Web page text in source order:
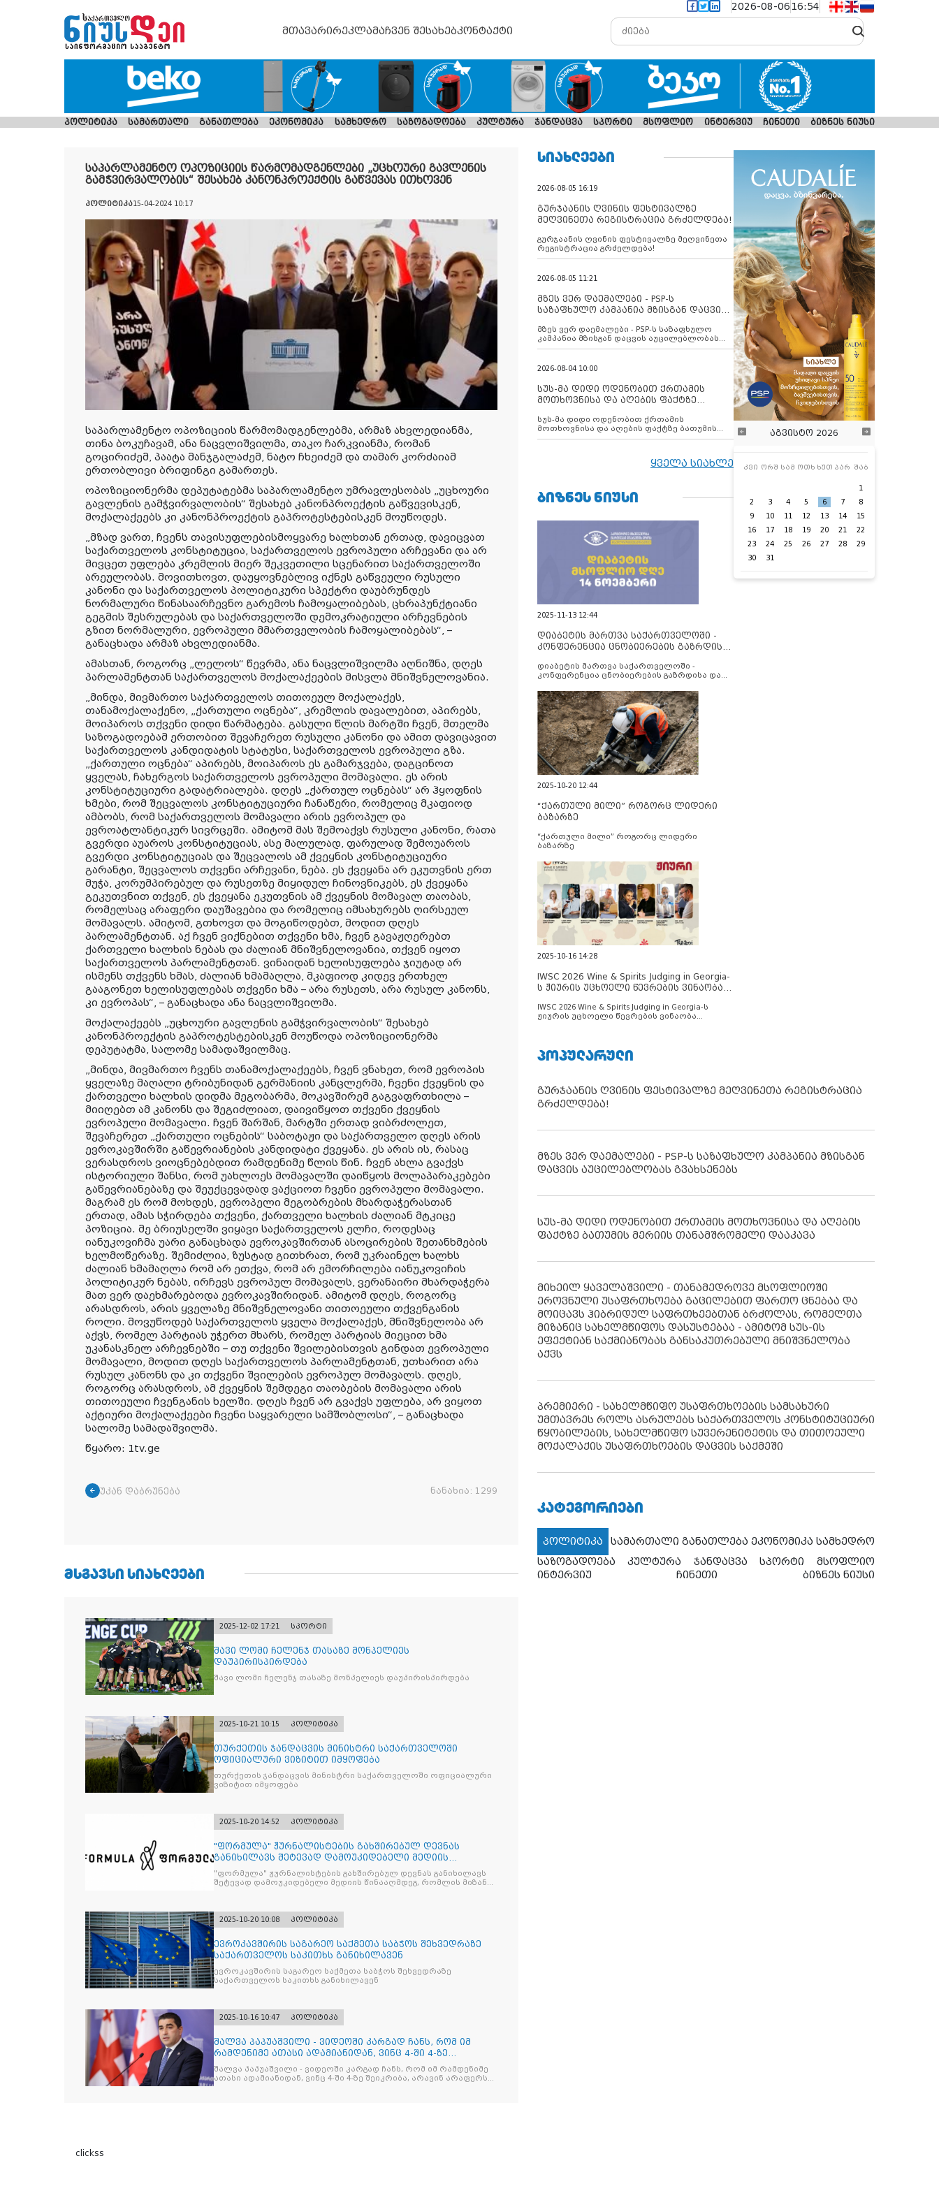
2026-08-06 16:54
მთავარირეკლამაჩვენ შესახებკონტაქტი
პოლიტიკა სამართალი განათლება ეკონომიკა სამხედრო საზოგადოება კულტურა ჯანდაცვა სპორტი მსოფლიო ინტერვიუ ჩინეთი ბიზნეს ნიუსი
საპარლამენტო ოპოზიციის წარმომადგენლები „უცხოური გავლენის
გამჭვირვალობის“ შესახებ კანონპროექტის გაწვევას ითხოვენ
პოლიტიკა15-04-2024 10:17
საპარლამენტო ოპოზიციის წარმომადგენლებმა, არმაზ ახვლედიანმა,
თინა ბოკუჩავამ, ანა ნაცვლიშვილმა, თაკო ჩარკვიანმა, რომან
გოცირიძემ, პაატა მანჯგალაძემ, ნატო ჩხეიძემ და თამარ კორძაიამ
ერთობლივი ბრიფინგი გამართეს.
ოპოზიციონერმა დეპუტატებმა საპარლამენტო უმრავლესობას „უცხოური
გავლენის გამჭვირვალობის“ შესახებ კანონპროექტის გაწვევისკენ,
მოქალაქეებს კი კანონპროექტის გაპროტესტებისკენ მოუწოდეს.
„მზად ვართ, ჩვენს თავისუფლებისმოყვარე ხალხთან ერთად, დავიცვათ
საქართველოს კონსტიტუცია, საქართველოს ევროპული არჩევანი და არ
მივცეთ უფლება კრემლის მიერ შეკვეთილი სცენარით საქართველოში
არეულობას. მოვითხოვთ, დაუყოვნებლივ იქნეს გაწვეული რუსული
კანონი და საქართველოს პოლიტიკური სპექტრი დაუბრუნდეს
ნორმალური წინასაარჩევნო გარემოს ჩამოყალიბებას, ცხრაპუნქტიანი
გეგმის შესრულებას და საქართველოში დემოკრატიული არჩევნების
გზით ნორმალური, ევროპული მმართველობის ჩამოყალიბებას“, –
განაცხადა არმაზ ახვლედიანმა.
ამასთან, როგორც „ლელოს“ წევრმა, ანა ნაცვლიშვილმა აღნიშნა, დღეს
პარლამენტთან საქართველოს მოქალაქეების მისვლა მნიშვნელოვანია.
„მინდა, მივმართო საქართველოს თითოეულ მოქალაქეს,
თანამოქალაქენო, „ქართული ოცნება“, კრემლის დავალებით, აპირებს,
მოიპაროს თქვენი დიდი წარმატება. გასული წლის მარტში ჩვენ, მთელმა
საზოგადოებამ ერთობით შევაჩერეთ რუსული კანონი და ამით დავიცავით
საქართველოს კანდიდატის სტატუსი, საქართველოს ევროპული გზა.
„ქართული ოცნება“ აპირებს, მოიპაროს ეს გამარჯვება, დაგცინოთ
ყველას, ჩახერგოს საქართველოს ევროპული მომავალი. ეს არის
კონსტიტუციური გადატრიალება. დღეს „ქართულ ოცნებას“ არ ჰყოფნის
ხმები, რომ შეცვალოს კონსტიტუციური ჩანაწერი, რომელიც მკაფიოდ
ამბობს, რომ საქართველოს მომავალი არის ევროპულ და
ევროატლანტიკურ სივრცეში. ამიტომ მას შემოაქვს რუსული კანონი, რათა
გვერდი აუაროს კონსტიტუციას, ასე მალულად, ფარულად შემოუაროს
გვერდი კონსტიტუციას და შეცვალოს ამ ქვეყნის კონსტიტუციური
გარანტი, შეცვალოს თქვენი არჩევანი, ნება. ეს ქვეყანა არ ეკუთვნის ერთ
მუჭა, კორუმპირებულ და რუსეთზე მიყიდულ ჩინოვნიკებს, ეს ქვეყანა
გეკუთვნით თქვენ, ეს ქვეყანა ეკუთვნის ამ ქვეყნის მომავალ თაობას,
რომელსაც არაფერი დაუშავებია და რომელიც იმსახურებს ღირსეულ
მომავალს. ამიტომ, გთხოვთ და მოგიწოდებთ, მოდით დღეს
პარლამენტთან. აქ ჩვენ ვიქნებით თქვენი ხმა, ჩვენ გავაჟღერებთ
ქართველი ხალხის ნებას და ძალიან მნიშვნელოვანია, თქვენ იყოთ
საქართველოს პარლამენტთან. ვინაიდან ხელისუფლება ჯიუტად არ
ისმენს თქვენს ხმას, ძალიან ხმამაღლა, მკაფიოდ კიდევ ერთხელ
გააგონეთ ხელისუფლებას თქვენი ხმა – არა რუსეთს, არა რუსულ კანონს,
კი ევროპას“, – განაცხადა ანა ნაცვლიშვილმა.
მოქალაქეებს „უცხოური გავლენის გამჭვირვალობის“ შესახებ
კანონპროექტის გაპროტესტებისკენ მოუწოდა ოპოზიციონერმა
დეპუტატმა, სალომე სამადაშვილმაც.
„მინდა, მივმართო ჩვენს თანამოქალაქეებს, ჩვენ ვნახეთ, რომ ევროპის
ყველაზე მაღალი ტრიბუნიდან გერმანიის კანცლერმა, ჩვენი ქვეყნის და
ქართველი ხალხის დიდმა მეგობარმა, მოკავშირემ გაგვაფრთხილა –
მიიღებთ ამ კანონს და შეგიძლიათ, დაივიწყოთ თქვენი ქვეყნის
ევროპული მომავალი. ჩვენ შარშან, მარტში ერთად ვიბრძოლეთ,
შევაჩერეთ „ქართული ოცნების“ საბოტაჟი და საქართველო დღეს არის
ევროკავშირში გაწევრიანების კანდიდატი ქვეყანა. ეს არის ის, რასაც
ვერასდროს ვიოცნებებდით რამდენიმე წლის წინ. ჩვენ ახლა გვაქვს
ისტორიული შანსი, რომ უახლოეს მომავალში დაიწყოს მოლაპარაკებები
გაწევრიანებაზე და შეუქცევადად ვაქციოთ ჩვენი ევროპული მომავალი.
მაგრამ ეს რომ მოხდეს, ევროპელი მეგობრების მხარდაჭერასთან
ერთად, ამას სჭირდება თქვენი, ქართველი ხალხის ძალიან მტკიცე
პოზიცია. მე ბრიუსელში ვიყავი საქართველოს ელჩი, როდესაც
იანუკოვიჩმა უარი განაცხადა ევროკავშირთან ასოცირების შეთანხმების
ხელმოწერაზე. შემიძლია, ზუსტად გითხრათ, რომ უკრაინელ ხალხს
ძალიან ხმამაღლა რომ არ ეთქვა, რომ არ ემორჩილება იანუკოვიჩის
პოლიტიკურ ნებას, ირჩევს ევროპულ მომავალს, ვერანაირი მხარდაჭერა
მათ ვერ დაეხმარებოდა ევროკავშირიდან. ამიტომ დღეს, როგორც
არასდროს, არის ყველაზე მნიშვნელოვანი თითოეული თქვენგანის
როლი. მოვუწოდებ საქართველოს ყველა მოქალაქეს, მნიშვნელობა არ
აქვს, რომელ პარტიას უჭერთ მხარს, რომელ პარტიას მიეცით ხმა
უკანასკნელ არჩევნებში – თუ თქვენი შვილებისთვის გინდათ ევროპული
მომავალი, მოდით დღეს საქართველოს პარლამენტთან, უთხარით არა
რუსულ კანონს და კი თქვენი შვილების ევროპულ მომავალს. დღეს,
როგორც არასდროს, ამ ქვეყნის შემდეგი თაობების მომავალი არის
თითოეული ჩვენგანის ხელში. დღეს ჩვენ არ გვაქვს უფლება, არ ვიყოთ
აქტიური მოქალაქეები ჩვენი საყვარელი სამშობლოსი“, – განაცხადა
სალომე სამადაშვილმა.
წყარო: 1tv.ge
უკან დაბრუნება ნანახია: 1299
ᲛᲡᲒᲐᲕᲡᲘ ᲡᲘᲐᲮᲚᲔᲔᲑᲘ
2025-12-02 17:21 სპორტი
შავი ლომი ჩელენჯ თასაზე მონპელიეს
დაუპირისპირდება
შავი ლომი ჩელენჯ თასაზე მონპელიეს დაუპირისპირდება
2025-10-21 10:15 პოლიტიკა
თურქეთის ჯანდაცვის მინისტრი საქართველოში
ოფიციალური ვიზიტით იმყოფება
თურქეთის ჯანდაცვის მინისტრი საქართველოში ოფიციალური
ვიზიტით იმყოფება
2025-10-20 14:52 პოლიტიკა
"ფორმულა" ჟურნალისტების გახშირებულ დევნას
განიხილავს შეტევად დამოუკიდებელი მედიის
წინააღმდ
"ფორმულა" ჟურნალისტების გახშირებულ დევნას განიხილავს
შეტევად დამოუკიდებელი მედიის წინააღმდეგ, რომლის მიზანი
2025-10-20 10:08 პოლიტიკა
ევროკავშირის საგარეო საქმეთა საბჭოს შეხვედრაზე
საქართველოს საკითხს განიხილავენ
ევროკავშირის საგარეო საქმეთა საბჭოს შეხვედრაზე
საქართველოს საკითხს განიხილავენ
2025-10-16 10:47 პოლიტიკა
შალვა პაპუაშვილი - ვიდეოში კარგად ჩანს, რომ იმ
რამდენიმე ათასი ადამიანიდან, ვინც 4-ში 4-ზე
შეიკრიბა,
შალვა პაპუაშვილი - ვიდეოში კარგად ჩანს, რომ იმ რამდენიმე
ათასი ადამიანიდან, ვინც 4-ში 4-ზე შეიკრიბა, არავინ არაფერს
clickss
ᲡᲘᲐᲮᲚᲔᲔᲑᲘ
2026-08-05 16:19
გურჯაანის ღვინის ფესტივალზე
მეღვინეთა რეგისტრაცია გრძელდება!
გურჯაანის ღვინის ფესტივალზე მეღვინეთა
რეგისტრაცია გრძელდება!
2026-08-05 11:21
მზეს ვერ დაემალები - PSP-ს
საზაფხულო კამპანია მზისგან დაცვის
მზეს ვერ დაემალები - PSP-ს საზაფხულო
კამპანია მზისგან დაცვის აუცილებლობას
გვახსენებს
2026-08-04 10:00
სუს-მა დიდი ოდენობით ქრთამის
მოთხოვნისა და აღების ფაქტზე
დააკავა
სუს-მა დიდი ოდენობით ქრთამის
მოთხოვნისა და აღების ფაქტზე ბათუმის
მერიის თანამშრომელი დააკავა
ყველა სიახლე
ᲑᲘᲖᲜᲔᲡ ᲜᲘᲣᲡᲘ
2025-11-13 12:44
დიაბეტის მართვა საქართველოში -
კონფერენცია ცნობიერების გაზრდისა
დიაბეტის მართვა საქართველოში -
კონფერენცია ცნობიერების გაზრდისა და
2025-10-20 12:44
“ქართული მილი” როგორც ლიდერი
ბაზარზე
“ქართული მილი” როგორც ლიდერი
ბაზარზე
2025-10-16 14:28
IWSC 2026 Wine & Spirits Judging in Georgia-
ს ჟიურის უცხოელი წევრების ვინაობა
IWSC 2026 Wine & Spirits Judging in Georgia-ს
ჟიურის უცხოელი წევრების ვინაობა
აგვისტო 2026
კვი ორშ სამ ოთხ ხუთ პარ შაბ
1
2
3 4 5 6 7
8
9
10 11 12 13 14
15
16
17 18 19 20 21
22
23
24 25 26 27 28
29
30
31
ᲞᲝᲞᲣᲚᲐᲠᲣᲚᲘ
გურჯაანის ღვინის ფესტივალზე მეღვინეთა რეგისტრაცია
გრძელდება!
მზეს ვერ დაემალები - PSP-ს საზაფხულო კამპანია მზისგან
დაცვის აუცილებლობას გვახსენებს
სუს-მა დიდი ოდენობით ქრთამის მოთხოვნისა და აღების
ფაქტზე ბათუმის მერიის თანამშრომელი დააკავა
მიხეილ ყაველაშვილი - თანამედროვე მსოფლიოში
ეროვნული უსაფრთხოება გაცილებით ფართო ცნებაა და
მოიცავს ჰიბრიდულ საფრთხეებთან ბრძოლას, რომელთა
მიზანიც სახელმწიფოს დასუსტებაა - ამიტომ სუს-ის
ეფექტიან საქმიანობას განსაკუთრებული მნიშვნელობა
აქვს
პრემიერი - სახელმწიფო უსაფრთხოების სამსახური
უმთავრეს როლს ასრულებს საქართველოს კონსტიტუციური
წყობილების, სახელმწიფო სუვერენიტეტის და თითოეული
მოქალაქის უსაფრთხოების დაცვის საქმეში
ᲙᲐᲢᲔᲒᲝᲠᲘᲔᲑᲘ
პოლიტიკა სამართალი განათლება ეკონომიკა სამხედრო
საზოგადოება
კულტურა ჯანდაცვა სპორტი
მსოფლიო
ინტერვიუ
ჩინეთი ბიზნეს ნიუსი